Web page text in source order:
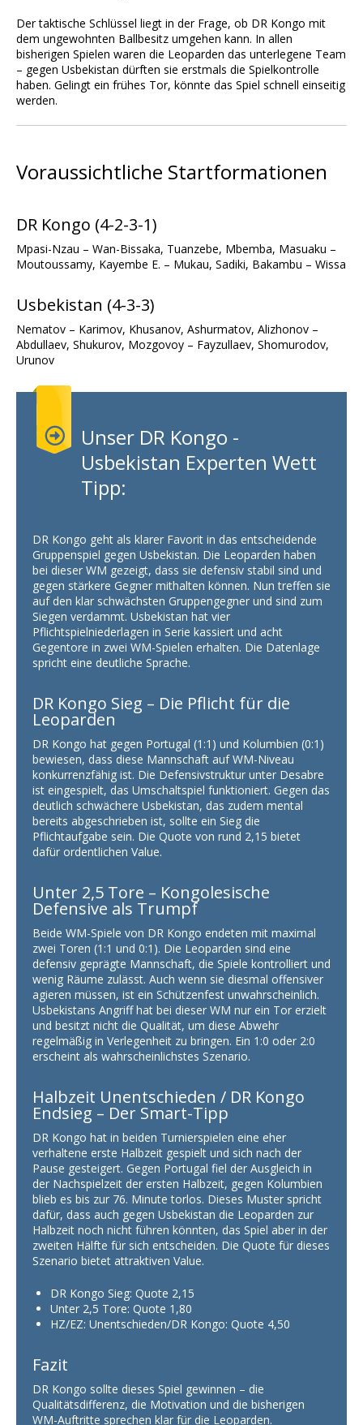
Der taktische Schlüssel liegt in der Frage, ob DR Kongo mit
dem ungewohnten Ballbesitz umgehen kann. In allen
bisherigen Spielen waren die Leoparden das unterlegene Team
– gegen Usbekistan dürften sie erstmals die Spielkontrolle
haben. Gelingt ein frühes Tor, könnte das Spiel schnell einseitig
werden.
Voraussichtliche Startformationen
DR Kongo (4-2-3-1)
Mpasi-Nzau – Wan-Bissaka, Tuanzebe, Mbemba, Masuaku –
Moutoussamy, Kayembe E. – Mukau, Sadiki, Bakambu – Wissa
Usbekistan (4-3-3)
Nematov – Karimov, Khusanov, Ashurmatov, Alizhonov –
Abdullaev, Shukurov, Mozgovoy – Fayzullaev, Shomurodov,
Urunov
Unser DR Kongo -
Usbekistan Experten Wett
Tipp:
DR Kongo geht als klarer Favorit in das entscheidende
Gruppenspiel gegen Usbekistan. Die Leoparden haben
bei dieser WM gezeigt, dass sie defensiv stabil sind und
gegen stärkere Gegner mithalten können. Nun treffen sie
auf den klar schwächsten Gruppengegner und sind zum
Siegen verdammt. Usbekistan hat vier
Pflichtspielniederlagen in Serie kassiert und acht
Gegentore in zwei WM-Spielen erhalten. Die Datenlage
spricht eine deutliche Sprache.
DR Kongo Sieg – Die Pflicht für die
Leoparden
DR Kongo hat gegen Portugal (1:1) und Kolumbien (0:1)
bewiesen, dass diese Mannschaft auf WM-Niveau
konkurrenzfähig ist. Die Defensivstruktur unter Desabre
ist eingespielt, das Umschaltspiel funktioniert. Gegen das
deutlich schwächere Usbekistan, das zudem mental
bereits abgeschrieben ist, sollte ein Sieg die
Pflichtaufgabe sein. Die Quote von rund 2,15 bietet
dafür ordentlichen Value.
Unter 2,5 Tore – Kongolesische
Defensive als Trumpf
Beide WM-Spiele von DR Kongo endeten mit maximal
zwei Toren (1:1 und 0:1). Die Leoparden sind eine
defensiv geprägte Mannschaft, die Spiele kontrolliert und
wenig Räume zulässt. Auch wenn sie diesmal offensiver
agieren müssen, ist ein Schützenfest unwahrscheinlich.
Usbekistans Angriff hat bei dieser WM nur ein Tor erzielt
und besitzt nicht die Qualität, um diese Abwehr
regelmäßig in Verlegenheit zu bringen. Ein 1:0 oder 2:0
erscheint als wahrscheinlichstes Szenario.
Halbzeit Unentschieden / DR Kongo
Endsieg – Der Smart-Tipp
DR Kongo hat in beiden Turnierspielen eine eher
verhaltene erste Halbzeit gespielt und sich nach der
Pause gesteigert. Gegen Portugal fiel der Ausgleich in
der Nachspielzeit der ersten Halbzeit, gegen Kolumbien
blieb es bis zur 76. Minute torlos. Dieses Muster spricht
dafür, dass auch gegen Usbekistan die Leoparden zur
Halbzeit noch nicht führen könnten, das Spiel aber in der
zweiten Hälfte für sich entscheiden. Die Quote für dieses
Szenario bietet attraktiven Value.
DR Kongo Sieg: Quote 2,15
Unter 2,5 Tore: Quote 1,80
HZ/EZ: Unentschieden/DR Kongo: Quote 4,50
Fazit
DR Kongo sollte dieses Spiel gewinnen – die
Qualitätsdifferenz, die Motivation und die bisherigen
WM-Auftritte sprechen klar für die Leoparden.